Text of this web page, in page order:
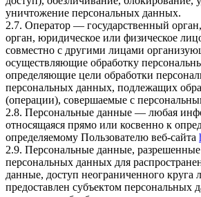
уничтожение персональных данных.
2.7. Оператор — государственный
орган, юридическое или физическое
совместно с другими лицами
осуществляющие обработку
определяющие цели обработки
персональных данных, подлежащих
(операции), совершаемые с
2.8. Персональные данные — любая
относящаяся прямо или косвенно к
определяемому Пользователю веб-сайта
2.9. Персональные данные,
персональных данных для
данные, доступ неограниченного круга
предоставлен субъектом персональных